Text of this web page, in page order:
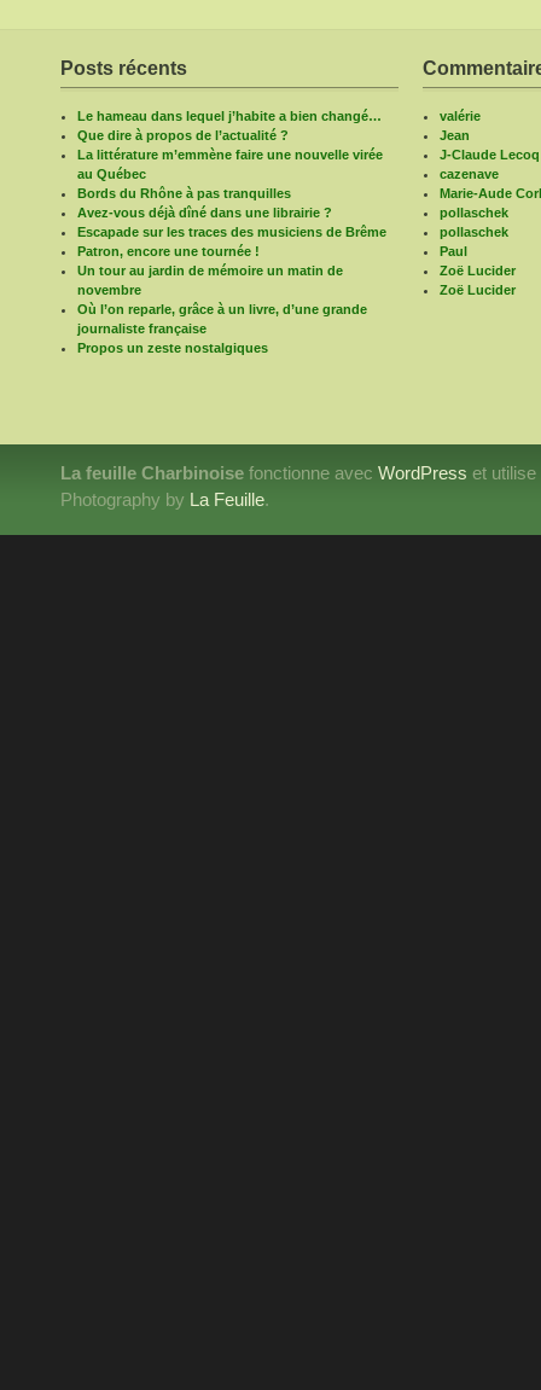
Posts récents
Le hameau dans lequel j’habite a bien changé…
Que dire à propos de l’actualité ?
La littérature m’emmène faire une nouvelle virée
au Québec
Bords du Rhône à pas tranquilles
Avez-vous déjà dîné dans une librairie ?
Escapade sur les traces des musiciens de Brême
Patron, encore une tournée !
Un tour au jardin de mémoire un matin de
novembre
Où l’on reparle, grâce à un livre, d’une grande
journaliste française
Propos un zeste nostalgiques
valérie
Jean
J-Claude Lecoq
cazenave
Marie-Aude
pollaschek
pollaschek
Paul
Zoë Lucider
Zoë Lucider
La feuille Charbinoise fonctionne avec WordPress et
Photography by La Feuille.